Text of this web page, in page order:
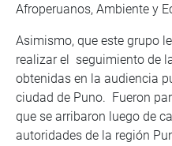
Afroperuanos, Ambiente y
Asimismo, que este grupo
realizar el seguimiento de
obtenidas en la audiencia
ciudad de Puno. Fueron
que se arribaron luego de
autoridades de la región